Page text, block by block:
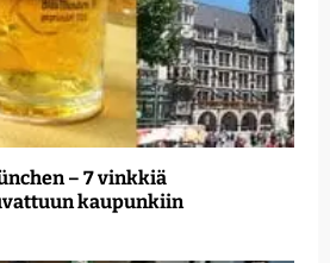
– 7 vinkkiä
kaupunkiin